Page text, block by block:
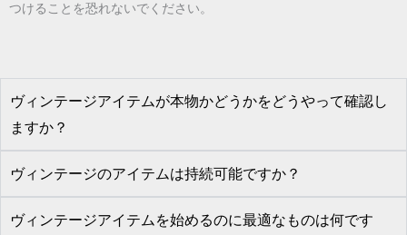
つけることを恐れないでください。
ヴィンテージアイテムが本物かどうかをどうやって確認し
ますか？
ヴィンテージのアイテムは持続可能ですか？
ヴィンテージアイテムを始めるのに最適なものは何です